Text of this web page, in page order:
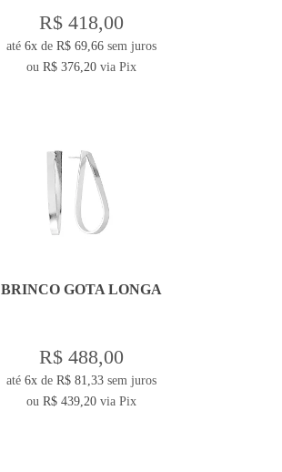
R$ 418,00
até 6xde R$ 69,66 sem juros
ou R$ 376,20via Pix
BRINCO GOTA LONGA
R$ 488,00
até 6xde R$ 81,33 sem juros
ou R$ 439,20via Pix